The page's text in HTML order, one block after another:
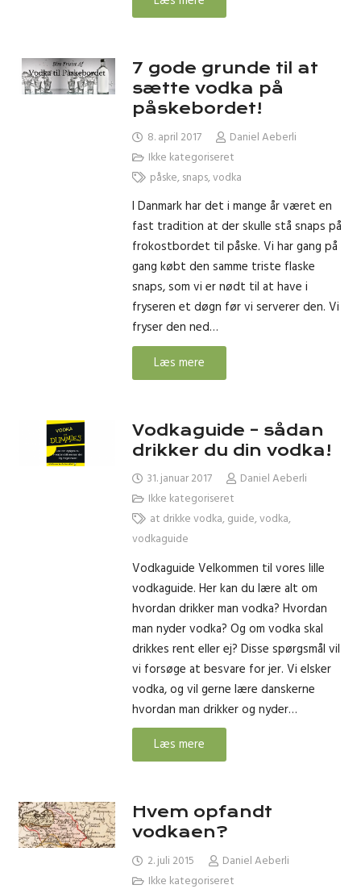
7 gode grunde til at
sætte vodka på
påskebordet!
8. april 2017
Daniel Aeberli
Ikke kategoriseret
påske, snaps,vodka
I Danmark har det i mange år været en
fast tradition at der skulle stå snaps på
frokostbordet til påske. Vi har gang på
gang købt den samme triste flaske
snaps, som vi er nødt til at have i
fryseren et døgn før vi serverer den. Vi
fryser den ned…
Læs mere
Vodkaguide – sådan
drikker du din vodka!
31. januar 2017
Daniel Aeberli
Ikke kategoriseret
at drikke vodka, guide,vodka,
vodkaguide
Vodkaguide Velkommen til vores lille
vodkaguide. Her kan du lære alt om
hvordan drikker man vodka? Hvordan
man nyder vodka? Og om vodka skal
drikkes rent eller ej? Disse spørgsmål vil
vi forsøge at besvare for jer. Vi elsker
vodka, og vil gerne lære danskerne
hvordan man drikker og nyder…
Læs mere
Hvem opfandt
vodkaen?
2. juli 2015
Daniel Aeberli
Ikke kategoriseret